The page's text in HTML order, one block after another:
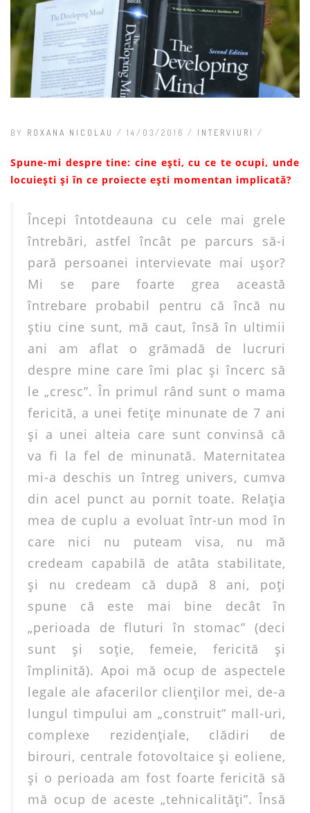
BY ROXANA NICOLAU / 14/03/2016 / INTERVIURI /
Spune-mi despre tine: cine ești, cu ce te ocupi, unde
locuiești și în ce proiecte ești momentan implicată?
Începi întotdeauna cu cele mai grele
întrebări, astfel încât pe parcurs să-i
pară persoanei intervievate mai uşor?
Mi se pare foarte grea această
întrebare probabil pentru că încă nu
ştiu cine sunt, mă caut, însă în ultimii
ani am aflat o grămadă de lucruri
despre mine care îmi plac şi încerc să
le „cresc”. În primul rând sunt o mama
fericită, a unei fetiţe minunate de 7 ani
şi a unei alteia care sunt convinsă că
va fi la fel de minunată. Maternitatea
mi-a deschis un întreg univers, cumva
din acel punct au pornit toate. Relaţia
mea de cuplu a evoluat într-un mod în
care nici nu puteam visa, nu mă
credeam capabilă de atâta stabilitate,
şi nu credeam că după 8 ani, poţi
spune că este mai bine decât în
„perioada de fluturi în stomac” (deci
sunt şi soţie, femeie, fericită şi
împlinită). Apoi mă ocup de aspectele
legale ale afacerilor clienţilor mei, de-a
lungul timpului am „construit” mall-uri,
complexe rezidenţiale, clădiri de
birouri, centrale fotovoltaice şi eoliene,
şi o perioada am fost foarte fericită să
mă ocup de aceste „tehnicalităţi”. Însă